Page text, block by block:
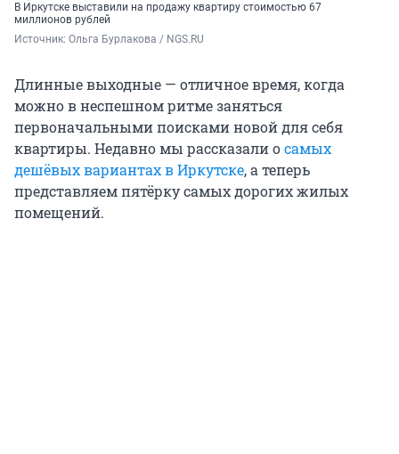
В Иркутске выставили на продажу квартиру стоимостью 67
миллионов рублей
Источник: Ольга Бурлакова / NGS.RU
Длинные выходные — отличное время, когда
можно в неспешном ритме заняться
первоначальными поисками новой для себя
квартиры. Недавно мы рассказали осамых
дешёвых вариантах в Иркутске, а теперь
представляем пятёрку самых дорогих жилых
помещений.